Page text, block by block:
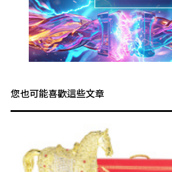
您也可能喜歡這些文章